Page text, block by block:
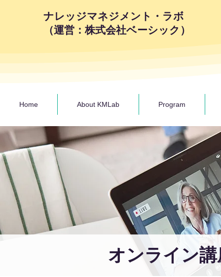
ナレッジマネジメント・ラボ
（運営：株式会社ベーシック）
Home About KMLab Program
オンライン